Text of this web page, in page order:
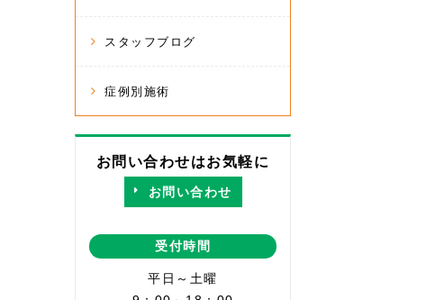
スタッフブログ
症例別施術
お問い合わせはお気軽に
お問い合わせ
受付時間
平日～土曜